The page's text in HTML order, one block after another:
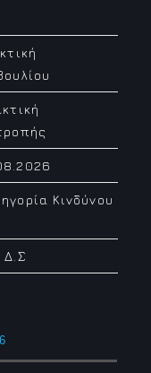
Κινδύνου
Δ.Σ